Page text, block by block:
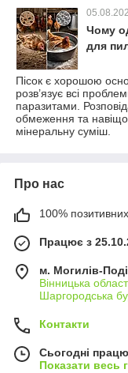
Чому
для
Пісок є хорошою
розв’язує всі
паразитами.
обмеження та
мінеральну суміш.
Про нас
100% позитивних
Працює з
м. Могилів-
Вінницька
Шаргородська
Контакти
Сьогодні
Показати весь